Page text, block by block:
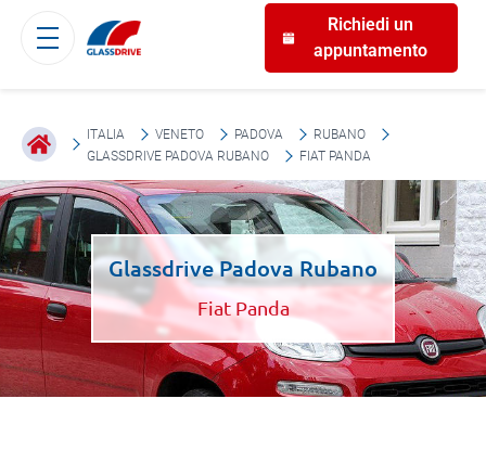
Richiedi un
appuntamento
ITALIA VENETO PADOVA
RUBANO
GLASSDRIVE PADOVA RUBANO
FIAT PANDA
Glassdrive Padova Rubano
Fiat Panda